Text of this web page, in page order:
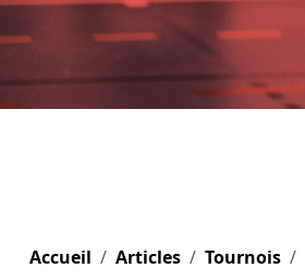
Accueil Articles Tournois